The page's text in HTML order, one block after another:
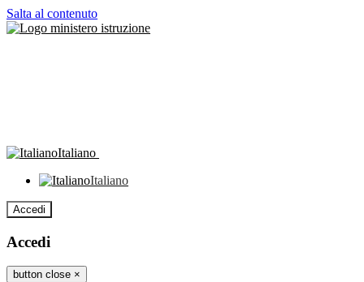
Salta al contenuto
Italiano
Italiano
Accedi
Accedi
button close ×